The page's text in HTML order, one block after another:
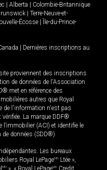
Alberta
Colombie-Britannique
Terre-Neuve-et-
Écosse
Île-du-Prince-
Dernières inscriptions au
proviennent des inscriptions
de données de l'Association
met en référence des
autres que Royal
de l'information n'est pas
La marque DDF®
(ACI) et identifie le
données (SDD®).
Les bureaux
Royal LePageMD Ltée »,
MD », « Royal LePageMD Credit